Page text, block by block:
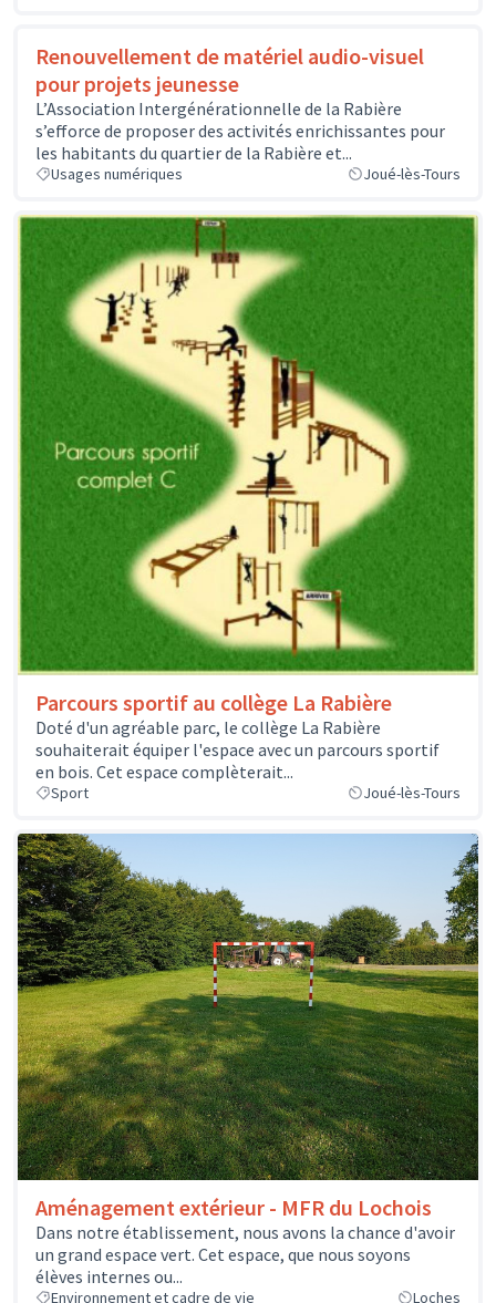
Renouvellement de matériel audio-visuel
pour projets jeunesse
L’Association Intergénérationnelle de la Rabière
s’efforce de proposer des activités enrichissantes pour
les habitants du quartier de la Rabière et...
Usages numériques Joué-lès-Tours
Parcours sportif au collège La Rabière
Doté d'un agréable parc, le collège La Rabière
souhaiterait équiper l'espace avec un parcours sportif
en bois. Cet espace complèterait...
Sport Joué-lès-Tours
Aménagement extérieur - MFR du Lochois
Dans notre établissement, nous avons la chance d'avoir
un grand espace vert. Cet espace, que nous soyons
élèves internes ou...
Environnement et cadre de vie Loches